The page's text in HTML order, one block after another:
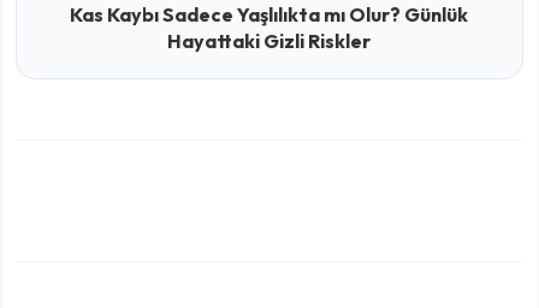
Kas Kaybı Sadece Yaşlılıkta mı Olur? Günlük
Hayattaki Gizli Riskler